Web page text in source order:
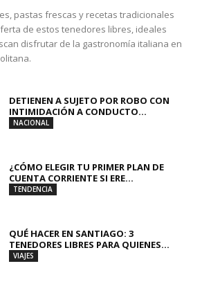
pastas frescas y recetas tradicionales
de estos tenedores libres, ideales
disfrutar de la gastronomía italiana en
DETIENEN A SUJETO POR ROBO CON
INTIMIDACIÓN A CONDUCTO...
NACIONAL
¿CÓMO ELEGIR TU PRIMER PLAN DE
CUENTA CORRIENTE SI ERE...
TENDENCIA
QUÉ HACER EN SANTIAGO: 3
TENEDORES LIBRES PARA QUIENES...
VIAJES